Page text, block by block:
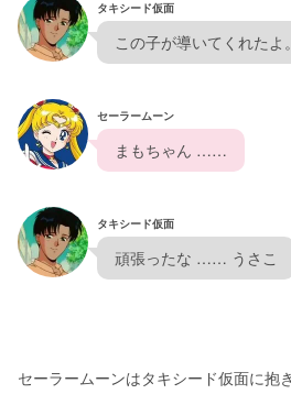
タキシード仮面
この子が導いてくれた
セーラームーン
  まもちゃん ……
タキシード仮面
  頑張ったな …… うさこ
セーラームーンはタキシード仮面に抱